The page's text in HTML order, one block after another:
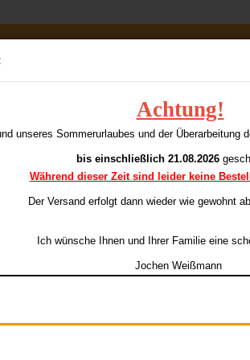
Achtung!
unseres Sommerurlaubes und der Überarbeitung
bis einschließlich 21.08.2026
Während dieser Zeit sind leider keine
Der Versand erfolgt dann wieder wie gewohnt
Ich wünsche Ihnen und Ihrer Familie eine
Jochen Weißmann
& Barrels Arab I (Barrels) 16 gr. (=18gr.)
Kategorie